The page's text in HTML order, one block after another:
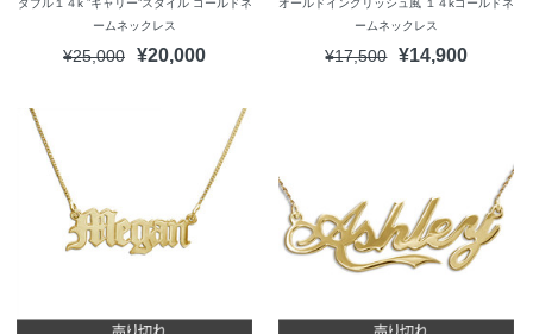
ダブル１４k ”キャリー”スタイル ゴールドネ
ームネックレス
¥25,000 ¥20,000
オールドイングリッシュ風 １４kゴールドネ
ームネックレス
¥17,500 ¥14,900